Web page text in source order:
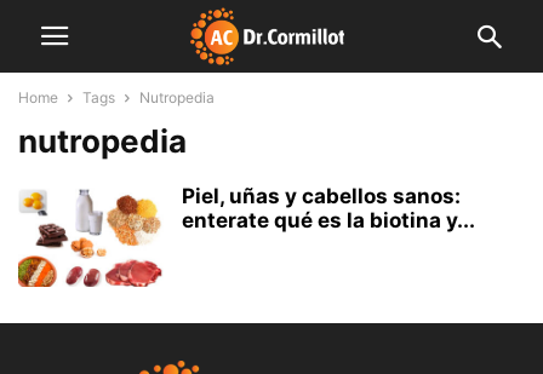
Home Tags Nutropedia
nutropedia
Piel, uñas y cabellos sanos:
enterate qué es la biotina y...